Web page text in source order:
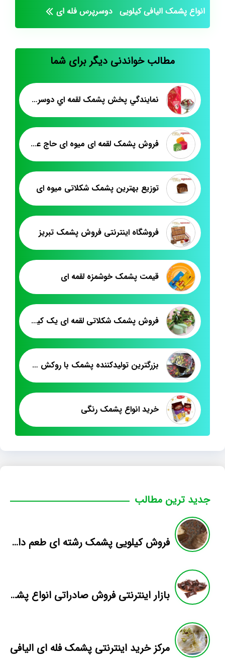
انواع پشمک الیافی کیلویی دوسرپرس فله ای
مطالب خواندنی دیگر برای شما
نمايندگي پخش پشمک لقمه اي دوسر پيچ
فروش پشمک لقمه ای میوه ای حاج عبدالله
توزیع بهترین پشمک شکلاتی میوه ای
فروشگاه اینترنتی فروش پشمک تبریز
قیمت پشمک خوشمزه لقمه ای
فروش پشمک شکلاتی لقمه ای یک کیلویی
بزرگترین تولیدکننده پشمک با روکش شکلات
خرید انواع پشمک رنگی
جدید ترین مطالب
فروش کیلویی پشمک رشته ای طعم دار میوه
بازار اینترنتی فروش صادراتی انواع پشمک الیافی/شکلاتی
مرکز خرید اینترنتی پشمک فله ای الیافی